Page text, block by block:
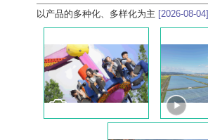
以产品的多种化、多样化为主 [2026-08-04]